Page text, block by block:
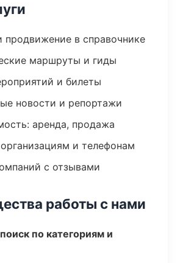
продвижение в справочнике
маршруты и гиды
и билеты
новости и репортажи
аренда, продажа
и телефонам
с отзывами
работы с нами
по категориям и